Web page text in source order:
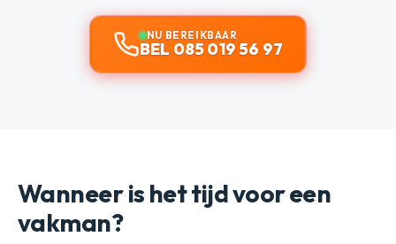
NU BEREIKBAAR
BEL 085 019 56 97
Wanneer is het tijd voor een
vakman?